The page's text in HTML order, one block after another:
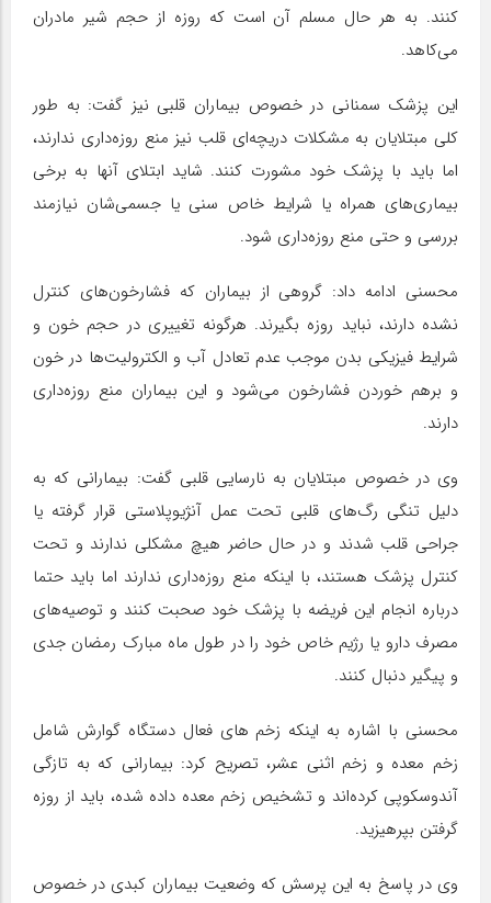
کنند. به هر حال مسلم آن است که روزه از حجم شیر مادران
می‌کاهد.
این پزشک سمنانی در خصوص بیماران قلبی نیز گفت: به طور
کلی مبتلایان به مشکلات دریچه‌ای قلب نیز منع روزه‌داری ندارند،
اما باید با پزشک خود مشورت کنند. شاید ابتلای آنها به برخی
بیماری‌های همراه یا شرایط خاص سنی یا جسمی‌شان نیازمند
بررسی و حتی منع روزه‌داری شود.
محسنی ادامه داد: گروهی از بیماران که فشارخون‌های کنترل
نشده دارند، نباید روزه بگیرند. هرگونه تغییری در حجم خون و
شرایط فیزیکی بدن موجب عدم تعادل آب و الکترولیت‌ها در خون
و برهم خوردن فشارخون می‌شود و این بیماران منع روزه‌داری
دارند.
وی در خصوص مبتلایان به نارسایی قلبی گفت: بیمارانی که به
دلیل تنگی رگ‌های قلبی تحت عمل آنژیوپلاستی قرار گرفته یا
جراحی قلب شدند و در حال حاضر هیچ مشکلی ندارند و تحت
کنترل پزشک هستند، با اینکه منع روزه‌داری ندارند اما باید حتما
درباره انجام این فریضه با پزشک خود صحبت کنند و توصیه‌های
مصرف دارو یا رژیم خاص خود را در طول ماه مبارک رمضان جدی
و پیگیر دنبال کنند.
محسنی با اشاره به اینکه زخم های فعال دستگاه گوارش شامل
زخم معده و زخم اثنی عشر، تصریح کرد: بیمارانی که به تازگی
آندوسکوپی کرده‌اند و تشخیص زخم معده داده شده، باید از روزه
گرفتن بپرهیزید.
وی در پاسخ به این پرسش که وضعیت بیماران کبدی در خصوص